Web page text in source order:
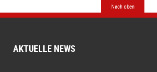
Nach oben
AKTUELLE NEWS